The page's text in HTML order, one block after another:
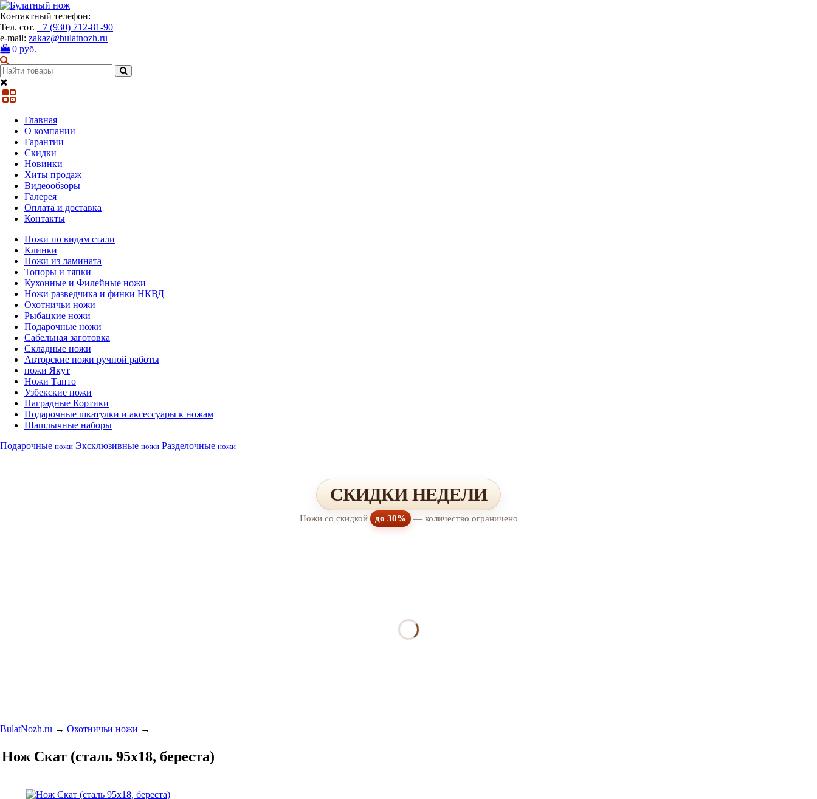
Контактный телефон:
Тел. сот. +7 (930) 712-81-90
e-mail: zakaz@bulatnozh.ru
0 руб.
Главная
О компании
Гарантии
Скидки
Новинки
Хиты продаж
Видеообзоры
Галерея
Оплата и доставка
Контакты
Ножи по видам стали
Клинки
Ножи из ламината
Топоры и тяпки
Кухонные и Филейные ножи
Ножи разведчика и финки НКВД
Охотничьи ножи
Рыбацкие ножи
Подарочные ножи
Сабельная заготовка
Складные ножи
Авторские ножи ручной работы
ножи Якут
Ножи Танто
Узбекские ножи
Наградные Кортики
Подарочные шкатулки и аксессуары к ножам
Шашлычные наборы
Подарочные ножи Эксклюзивные ножи Разделочные ножи
СКИДКИ НЕДЕЛИ
Ножи со скидкой до 30% — количество ограничено
BulatNozh.ru → Охотничьи ножи →
Нож Скат (сталь 95х18, береста)